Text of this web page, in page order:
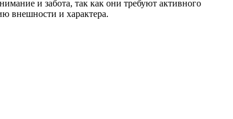
и забота, так как они требуют активного
внешности и характера.